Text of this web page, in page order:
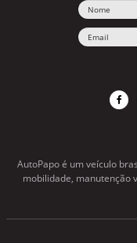
AutoPapo é um veículo
mobilidade, manutenção